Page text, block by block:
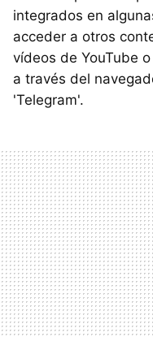
integrados en
acceder a otros
vídeos de YouTube
a través del
'Telegram'.